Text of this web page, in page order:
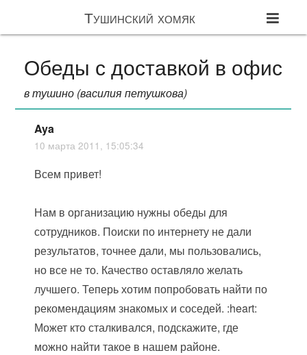
Тушинский хомяк
Обеды с доставкой в офис
в тушино (василия петушкова)
Aya
10 марта 2011, 15:05:34
Всем привет!
Нам в организацию нужны обеды для
сотрудников. Поиски по интернету не дали
результатов, точнее дали, мы пользовались,
но все не то. Качество оставляло желать
лучшего. Теперь хотим попробовать найти по
рекомендациям знакомых и соседей. :heart:
Может кто сталкивался, подскажите, где
можно найти такое в нашем районе.